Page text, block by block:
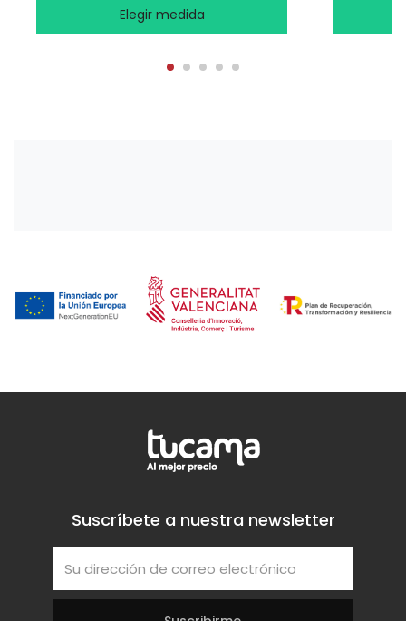
Elegir medida
Suscríbete a nuestra newsletter